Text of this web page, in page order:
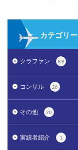
カテゴリー
クラファン 89
コンサル 26
その他 20
実績者紹介 1